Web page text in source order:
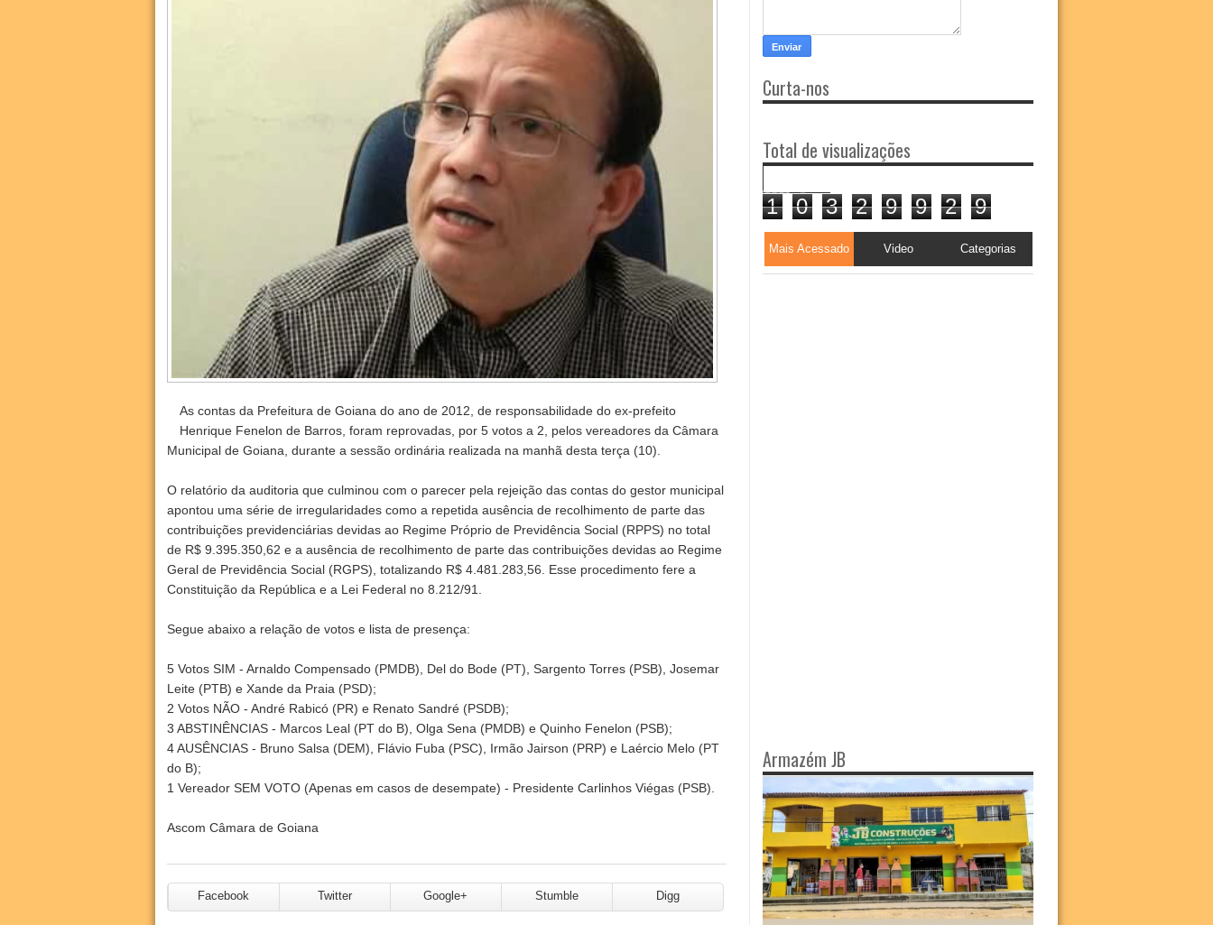
As contas da Prefeitura de Goiana do ano de 2012, de responsabilidade do ex-prefeito
Henrique Fenelon de Barros, foram reprovadas, por 5 votos a 2, pelos vereadores da Câmara
Municipal de Goiana, durante a sessão ordinária realizada na manhã desta terça (10).
O relatório da auditoria que culminou com o parecer pela rejeição das contas do gestor municipal
apontou uma série de irregularidades como a repetida ausência de recolhimento de parte das
contribuições previdenciárias devidas ao Regime Próprio de Previdência Social (RPPS) no total
de R$ 9.395.350,62 e a ausência de recolhimento de parte das contribuições devidas ao Regime
Geral de Previdência Social (RGPS), totalizando R$ 4.481.283,56. Esse procedimento fere a
Constituição da República e a Lei Federal no 8.212/91.
Segue abaixo a relação de votos e lista de presença:
5 Votos SIM - Arnaldo Compensado (PMDB), Del do Bode (PT), Sargento Torres (PSB), Josemar
Leite (PTB) e Xande da Praia (PSD);
2 Votos NÃO - André Rabicó (PR) e Renato Sandré (PSDB);
3 ABSTINÊNCIAS - Marcos Leal (PT do B), Olga Sena (PMDB) e Quinho Fenelon (PSB);
4 AUSÊNCIAS - Bruno Salsa (DEM), Flávio Fuba (PSC), Irmão Jairson (PRP) e Laércio Melo (PT
do B);
1 Vereador SEM VOTO (Apenas em casos de desempate) - Presidente Carlinhos Viégas (PSB).
Ascom Câmara de Goiana
Facebook Twitter Google+ Stumble Digg
Curta-nos
Total de visualizações
1 0 3 2 9 9 2 9
Mais Acessado Video Categorias
Armazém JB